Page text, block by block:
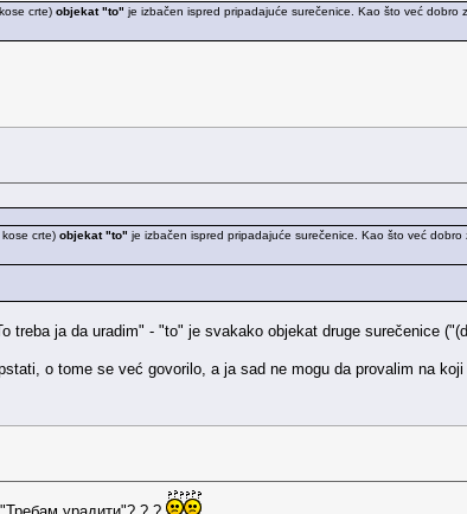
crte) objekat "to" je izbačen ispred pripadajuće surečenice. Kao što već dobro
crte) objekat "to" je izbačen ispred pripadajuće surečenice. Kao što već dobro
ja da uradim" - "to" je svakako objekat druge surečenice
o tome se već govorilo, a ja sad ne mogu da provalim na